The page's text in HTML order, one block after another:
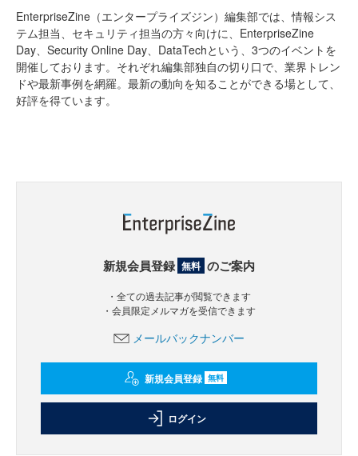
EnterpriseZine（エンタープライズジン）編集部では、情報シス
テム担当、セキュリティ担当の方々向けに、EnterpriseZine
Day、Security Online Day、DataTechという、3つのイベントを
開催しております。それぞれ編集部独自の切り口で、業界トレン
ドや最新事例を網羅。最新の動向を知ることができる場として、
好評を得ています。
新規会員登録 無料 のご案内
・全ての過去記事が閲覧できます
・会員限定メルマガを受信できます
メールバックナンバー
新規会員登録 無料
ログイン